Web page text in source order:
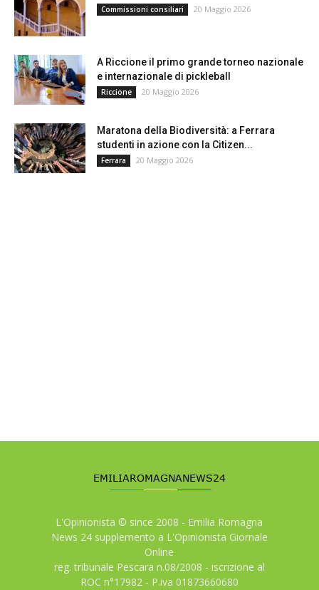
Commissioni consiliari 20 Maggio 2026
A Riccione il primo grande torneo nazionale
e internazionale di pickleball
Riccione 20 Maggio 2026
Maratona della Biodiversità: a Ferrara
studenti in azione con la Citizen...
Ferrara 20 Maggio 2026
L'Opinionista © since 2008 - Emilia Romagna
News 24 supplemento a L'Opinionista Giornale
Online
reg. tribunale Pescara n.08/2008 - iscrizione al
ROC n°17982 - P.iva 01873660680